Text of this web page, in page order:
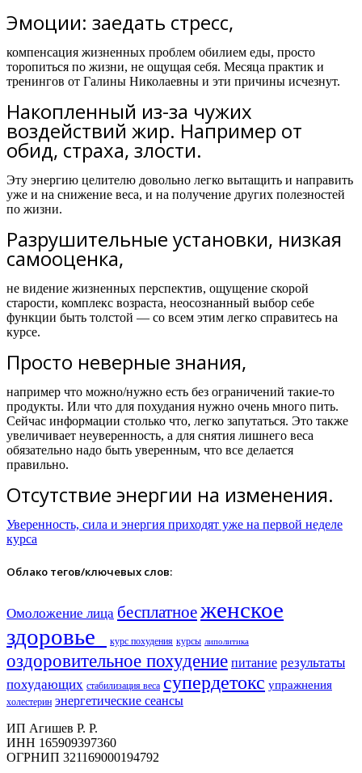
Эмоции: заедать стресс,
компенсация жизненных проблем обилием еды, просто
торопиться по жизни, не ощущая себя. Месяца практик и
тренингов от Галины Николаевны и эти причины исчезнут.
Накопленный из-за чужих
воздействий жир. Например от
обид, страха, злости.
Эту энергию целителю довольно легко вытащить и направить
уже и на снижение веса, и на получение других полезностей
по жизни.
Разрушительные установки, низкая
самооценка,
не видение жизненных перспектив, ощущение скорой
старости, комплекс возраста, неосознанный выбор себе
функции быть толстой — со всем этим легко справитесь на
курсе.
Просто неверные знания,
например что можно/нужно есть без ограничений такие-то
продукты. Или что для похудания нужно очень много пить.
Сейчас информации столько что, легко запутаться. Это также
увеличивает неуверенность, а для снятия лишнего веса
обязательно надо быть уверенным, что все делается
правильно.
Отсутствие энергии на изменения.
Уверенность, сила и энергия приходят уже на первой неделе
курса
Облако тегов/ключевых слов:
Омоложение лица бесплатноеженское
здоровье​
курс похудения курсы липолитика
оздоровительное похудение питание результаты
похудающих стабилизация веса супердетокс упражнения
холестерин энергетические сеансы
ИП Агишев Р. Р.
ИНН 165909397360
ОГРНИП 321169000194792